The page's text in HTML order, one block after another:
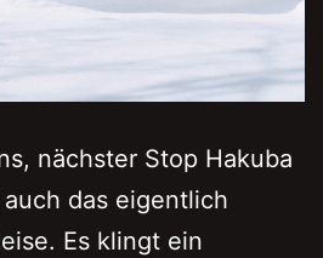
nächster Stop Hakuba
das eigentlich
Es klingt ein